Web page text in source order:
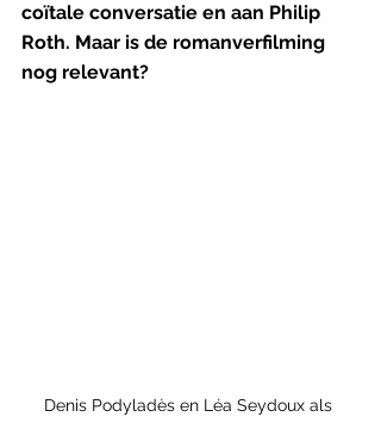
coïtale conversatie en aan Philip
Roth. Maar is de romanverfilming
nog relevant?
Denis Podyladès en Léa Seydoux als